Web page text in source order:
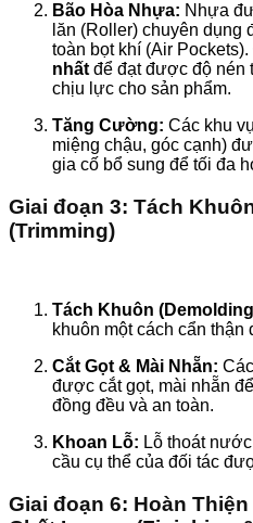
Bão Hòa Nhựa: Nhựa
lăn (Roller) chuyên dụng
toàn bọt khí (Air Pockets).
nhấtđể đạt được độ nén
chịu lực cho sản phẩm.
Tăng Cường: Các khu
miệng chậu, góc cạnh)
gia cố bổ sung để tối đa
Giai đoạn 3: Tách
(Trimming)
Tách Khuôn
khuôn một cách cẩn thận
Cắt Gọt & Mài Nhẵn:
được cắt gọt, mài nhẵn
đồng đều và an toàn.
Khoan Lỗ: Lỗ thoát
cầu cụ thể của đối tác
Giai đoạn 6: Hoàn